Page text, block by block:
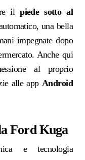
ilpiede sotto al
una bella
impegnate dopo
Anche qui
al proprio
alle app Android
Ford Kuga
e tecnologia